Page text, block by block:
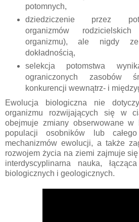
potomnych,
dziedziczenie przez
organizmów
organizmu), ale nigdy ze
dokładnością,
selekcja potomstwa
ograniczonych zasobów
konkurencji wewnątrz- i
Ewolucja biologiczna nie
organizmu rozwijających się w
obejmuje zmiany obserwowane w
populacji osobników lub
mechanizmów ewolucji, a także
rozwojem życia na ziemi zajmuje
interdyscyplinarna nauka,
biologicznych i geologicznych.